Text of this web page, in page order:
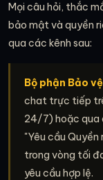
Mọi câu hỏi, thắc
bảo mật và quyền
qua các kênh sau:
Bộ phận Bảo
chat trực tiếp
24/7) hoặc qua
"Yêu cầu
trong vòng tối
yêu cầu hợp lệ.